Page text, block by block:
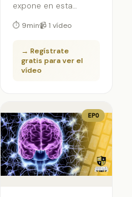
expone en esta
actualización una
acerca del Diálogo
Abierto como
propuesta de
⏱ 9min📹 1 vídeo
→ Regístrate
gratis para ver el
vídeo
EPO